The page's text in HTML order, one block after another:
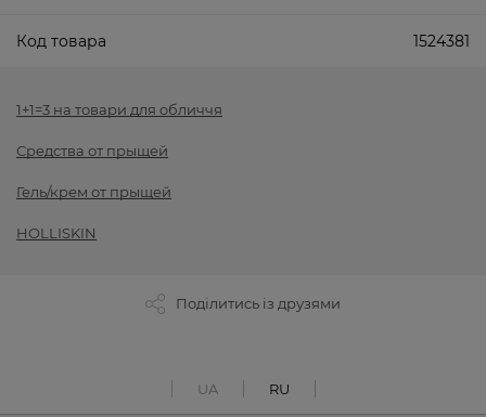
Код товара 1524381
1+1=3 на товари для обличчя
Средства от прыщей
Гель/крем от прыщей
HOLLISKIN
Поділитись із друзями
UA RU